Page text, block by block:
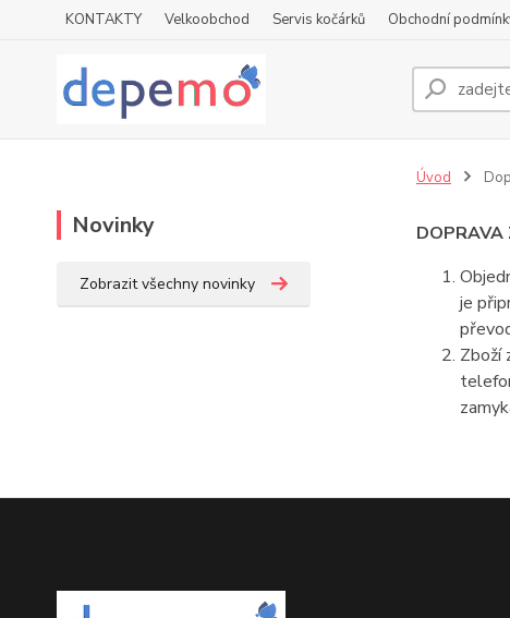
KONTAKTY Velkoobchod Servis kočárků Obchodní
Novinky
Zobrazit všechny novinky
Úvod
DOPRAVA
je
Zboží